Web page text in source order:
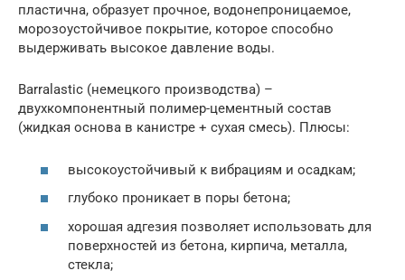
пластична, образует прочное, водонепроницаемое,
морозоустойчивое покрытие, которое способно
выдерживать высокое давление воды.
Barralastic (немецкого производства) –
двухкомпонентный полимер-цементный состав
(жидкая основа в канистре + сухая смесь). Плюсы:
высокоустойчивый к вибрациям и осадкам;
глубоко проникает в поры бетона;
хорошая адгезия позволяет использовать для
поверхностей из бетона, кирпича, металла,
стекла;